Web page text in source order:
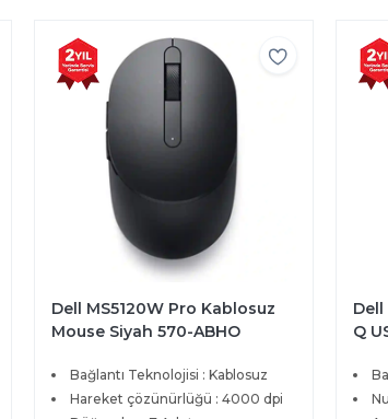
Dell MS5120W Pro Kablosuz
Mouse Siyah 570-ABHO
Bağlantı Teknolojisi : Kablosuz
Hareket çözünürlüğü : 4000 dpi
Dell
Q